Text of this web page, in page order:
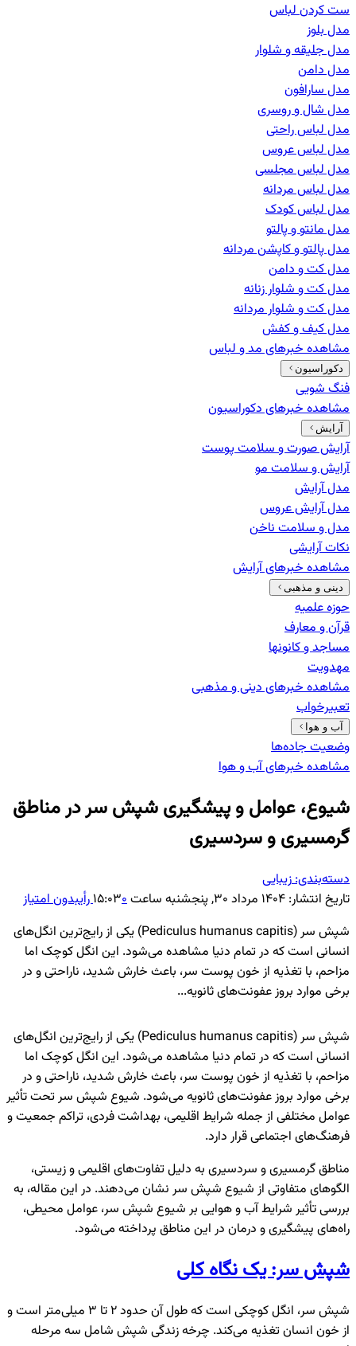
ست کردن لباس
مدل بلوز
مدل جلیقه و شلوار
مدل دامن
مدل سارافون
مدل شال و روسری
مدل لباس راحتی
مدل لباس عروس
مدل لباس مجلسی
مدل لباس مردانه
مدل لباس کودک
مدل مانتو و پالتو
مدل پالتو و کاپشن مردانه
مدل کت و دامن
مدل کت و شلوار زنانه
مدل کت و شلوار مردانه
مدل کیف و کفش
مشاهده خبرهایمد و لباس
دکوراسیون
فنگ شویی
مشاهده خبرهایدکوراسیون
آرایش
آرایش صورت و سلامت پوست
آرایش و سلامت مو
مدل آرایش
مدل آرایش عروس
مدل و سلامت ناخن
نکات آرایشی
مشاهده خبرهایآرایش
دینی و مذهبی
حوزه علمیه
قرآن و معارف
مساجد و کانونها
مهدویت
مشاهده خبرهایدینی و مذهبی
تعبیرخواب
آب و هوا
وضعیت جاده‌ها
مشاهده خبرهایآب و هوا
شیوع، عوامل و پیشگیری شپش سر در مناطق
گرمسیری و سردسیری
دسته‌بندی:زیبایی
تاریخ انتشار: ۱۴۰۴ مرداد ۳۰, پنجشنبه ساعت ۱۵:۰۳ ۰ رأیبدون امتیاز
شپش سر (Pediculus humanus capitis) یکی از رایج‌ترین انگل‌های
انسانی است که در تمام دنیا مشاهده می‌شود. این انگل کوچک اما
مزاحم، با تغذیه از خون پوست سر، باعث خارش شدید، ناراحتی و در
برخی موارد بروز عفونت‌های ثانویه...
شپش سر (Pediculus humanus capitis) یکی از رایج‌ترین انگل‌های
انسانی است که در تمام دنیا مشاهده می‌شود. این انگل کوچک اما
مزاحم، با تغذیه از خون پوست سر، باعث خارش شدید، ناراحتی و در
برخی موارد بروز عفونت‌های ثانویه می‌شود. شیوع شپش سر تحت تأثیر
عوامل مختلفی از جمله شرایط اقلیمی، بهداشت فردی، تراکم جمعیت و
فرهنگ‌های اجتماعی قرار دارد.
مناطق گرمسیری و سردسیری به دلیل تفاوت‌های اقلیمی و زیستی،
الگوهای متفاوتی از شیوع شپش سر نشان می‌دهند. در این مقاله، به
بررسی تأثیر شرایط آب و هوایی بر شیوع شپش سر، عوامل محیطی،
راه‌های پیشگیری و درمان در این مناطق پرداخته می‌شود.
شپش سر: یک نگاه کلی
شپش سر، انگل کوچکی است که طول آن حدود ۲ تا ۳ میلی‌متر است و
از خون انسان تغذیه می‌کند. چرخه زندگی شپش شامل سه مرحله